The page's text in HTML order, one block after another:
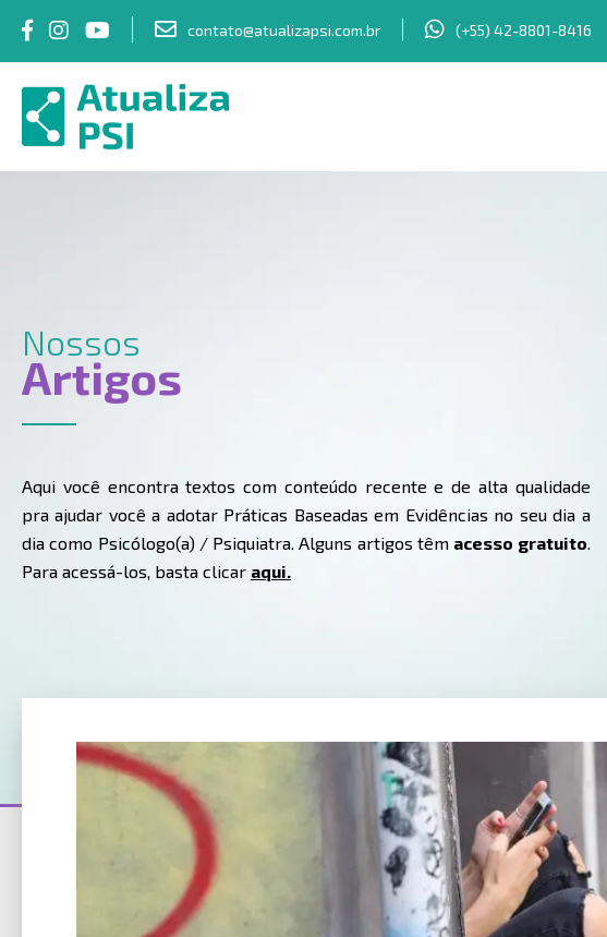
contato@atualizapsi.com.br (+55) 42-8801-8416
Nossos
Artigos
Aqui você encontra textos com conteúdo recente e de alta qualidade
pra ajudar você a adotar Práticas Baseadas em Evidências no seu dia a
dia como Psicólogo(a) / Psiquiatra. Alguns artigos têm acesso gratuito.
Para acessá-los, basta clicar aqui.